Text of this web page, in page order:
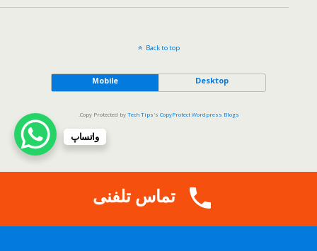
Back to top
Mobile Desktop
Copy Protected by Tech Tips 's CopyProtect Wordpress Blogs
.
واتساپ
تماس تلفنی